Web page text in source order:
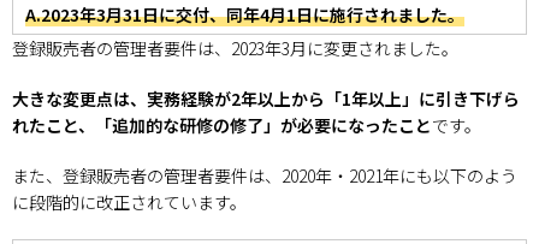
A.2023年3月31日に交付、同年4月1日に施行されました。
登録販売者の管理者要件は、2023年3月に変更されました。
大きな変更点は、実務経験が2年以上から「1年以上」に引き下げら
れたこと、「追加的な研修の修了」が必要になったことです。
また、登録販売者の管理者要件は、2020年・2021年にも以下のよう
に段階的に改正されています。